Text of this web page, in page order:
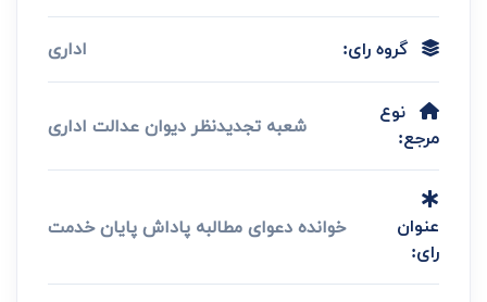
گروه رای: اداری
نوع
مرجع:
شعبه تجدیدنظر دیوان عدالت اداری
عنوان
رای:
خوانده دعوای مطالبه پاداش پایان خدمت